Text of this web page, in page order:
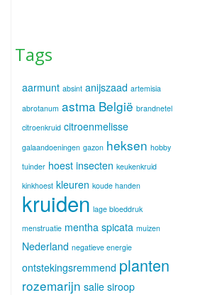
Tags
aarmunt absint anijszaad artemisia
abrotanum astma België brandnetel
citroenkruid citroenmelisse
galaandoeningen gazon heksen hobby
tuinder hoest insecten keukenkruid
kinkhoest kleuren koude handen
kruiden lage bloeddruk
menstruatie mentha spicata muizen
Nederland negatieve energie
ontstekingsremmend planten
rozemarijn salie siroop